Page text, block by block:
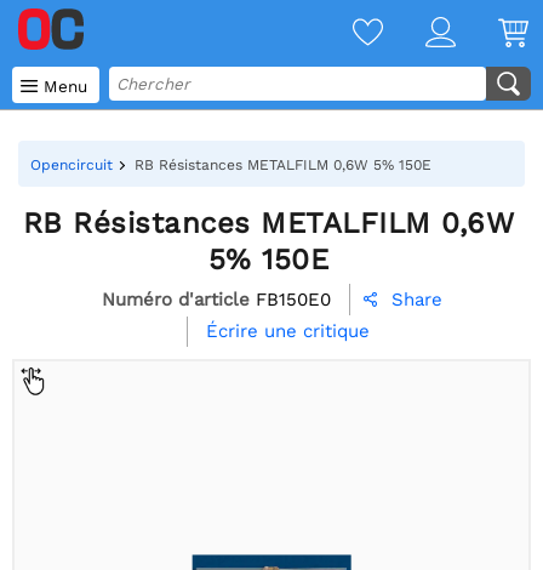
 Menu
Opencircuit RB Résistances METALFILM 0,6W 5% 150E
RB Résistances METALFILM 0,6W
5% 150E
Numéro d'article FB150E0 
Share
Écrire une critique